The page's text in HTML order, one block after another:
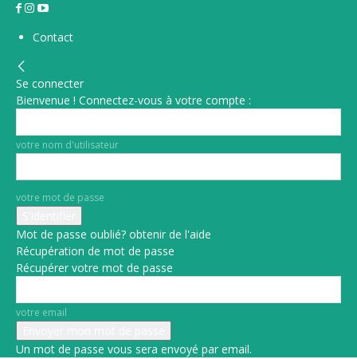
Contact
Se connecter
Bienvenue ! Connectez-vous à votre compte :
votre nom d'utilisateur
votre mot de passe
Mot de passe oublié? obtenir de l'aide
Récupération de mot de passe
Récupérer votre mot de passe
votre email
Un mot de passe vous sera envoyé par email.